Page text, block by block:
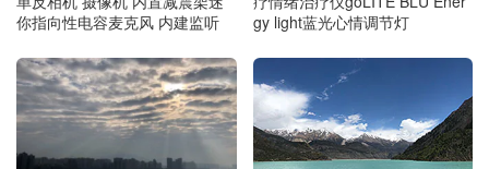
你指向性电容麦克风 内建监听
gy light蓝光心情调节灯